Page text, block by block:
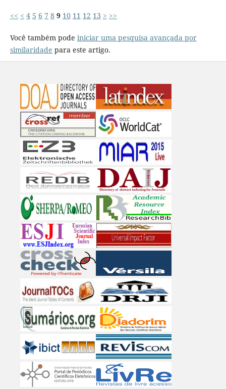
<< < 4 5 6 7 8 9 10 11 12 13 > >>
Você também pode iniciar uma pesquisa avançada por
similaridade para este artigo.